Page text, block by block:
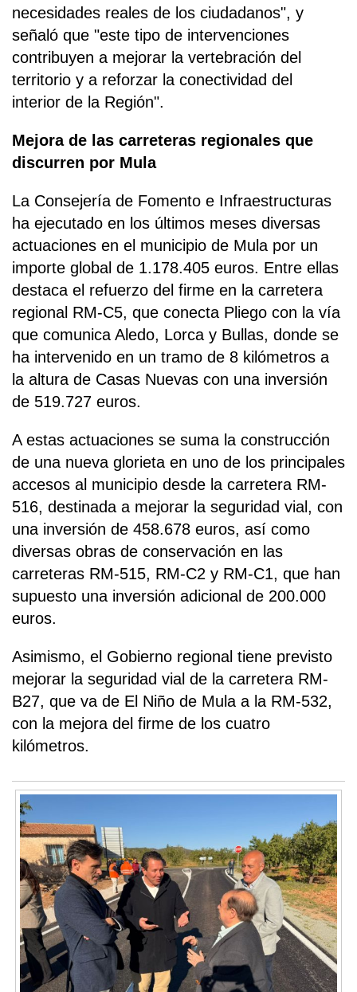
necesidades reales de los ciudadanos", y
señaló que "este tipo de intervenciones
contribuyen a mejorar la vertebración del
territorio y a reforzar la conectividad del
interior de la Región".
Mejora de las carreteras regionales que
discurren por Mula
La Consejería de Fomento e Infraestructuras
ha ejecutado en los últimos meses diversas
actuaciones en el municipio de Mula por un
importe global de 1.178.405 euros. Entre ellas
destaca el refuerzo del firme en la carretera
regional RM-C5, que conecta Pliego con la vía
que comunica Aledo, Lorca y Bullas, donde se
ha intervenido en un tramo de 8 kilómetros a
la altura de Casas Nuevas con una inversión
de 519.727 euros.
A estas actuaciones se suma la construcción
de una nueva glorieta en uno de los principales
accesos al municipio desde la carretera RM-
516, destinada a mejorar la seguridad vial, con
una inversión de 458.678 euros, así como
diversas obras de conservación en las
carreteras RM-515, RM-C2 y RM-C1, que han
supuesto una inversión adicional de 200.000
euros.
Asimismo, el Gobierno regional tiene previsto
mejorar la seguridad vial de la carretera RM-
B27, que va de El Niño de Mula a la RM-532,
con la mejora del firme de los cuatro
kilómetros.